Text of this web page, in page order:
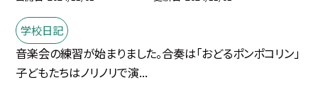
学校日記
音楽会の練習が始まりました。合奏は「おどるポンポコリン」
子どもたちはノリノリで演...